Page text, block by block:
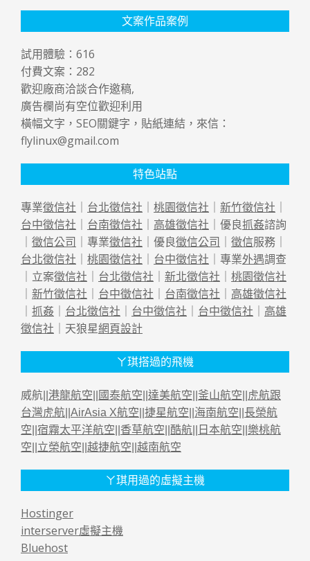
文案作品案例
試用體驗： 616
付費文案： 282
歡迎廠商洽談合作邀稿,
廣告欄尚有空位歡迎利用
橫幅文字，SEO關鍵字，貼紙連結，來信：
flylinux@gmail.com
特色站點
專業徵信社 台北徵信社 桃園徵信社 新竹徵信社
台中徵信社
台南徵信社 高雄徵信社 ｜優良抓姦諮詢
徵信公司 ｜專業徵信社 ｜優良徵信公司 徵信服務｜
台北徵信社
桃園徵信社 台中徵信社 ｜專業外遇調查
｜立案徵信社 台北徵信社 新北徵信社
桃園徵信社
新竹徵信社 台中徵信社 台南徵信社
高雄徵信社
抓姦 台北徵信社 台中徵信社 台中徵信社
高雄
徵信社 ｜天狼星網頁設計
ㄚ琪搭過的飛機
威航|| 港龍航空 國泰航空 達美航空 釜山航空
虎航跟
台灣虎航 AirAsia X航空 捷星航空 海南航空 長榮航
空 宿霧太平洋航空 香草航空 酷航 日本航空 樂桃航
空 立榮航空 越捷航空 越南航空
ㄚ琪用過的虛擬主機
Hostinger
interserver虛擬主機
Bluehost